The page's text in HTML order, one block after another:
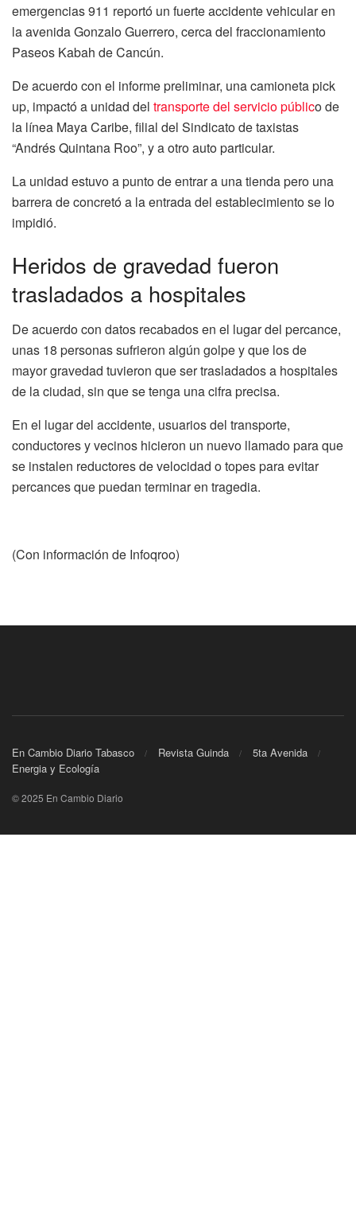
emergencias 911 reportó un fuerte accidente vehicular en
la avenida Gonzalo Guerrero, cerca del fraccionamiento
Paseos Kabah de Cancún.
De acuerdo con el informe preliminar, una camioneta pick
up, impactó a unidad del transporte del servicio público de
la línea Maya Caribe, filial del Sindicato de taxistas
“Andrés Quintana Roo”, y a otro auto particular.
La unidad estuvo a punto de entrar a una tienda pero una
barrera de concretó a la entrada del establecimiento se lo
impidió.
Heridos de gravedad fueron
trasladados a hospitales
De acuerdo con datos recabados en el lugar del percance,
unas 18 personas sufrieron algún golpe y que los de
mayor gravedad tuvieron que ser trasladados a hospitales
de la ciudad, sin que se tenga una cifra precisa.
En el lugar del accidente, usuarios del transporte,
conductores y vecinos hicieron un nuevo llamado para que
se instalen reductores de velocidad o topes para evitar
percances que puedan terminar en tragedia.
(Con información de Infoqroo)
En Cambio Diario Tabasco Revista Guinda
5ta Avenida
Energia y Ecología
© 2025 En Cambio Diario